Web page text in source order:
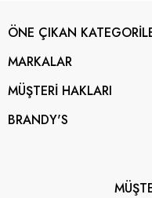
ÖNE ÇIKAN
MARKALAR
MÜŞTERİ HAKLARI
BRANDY'S